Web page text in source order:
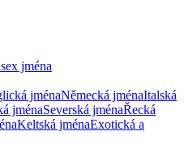
jména
jménaNěmecká jménaItalská
jménaSeverská jménaŘecká
Keltská jménaExotická a